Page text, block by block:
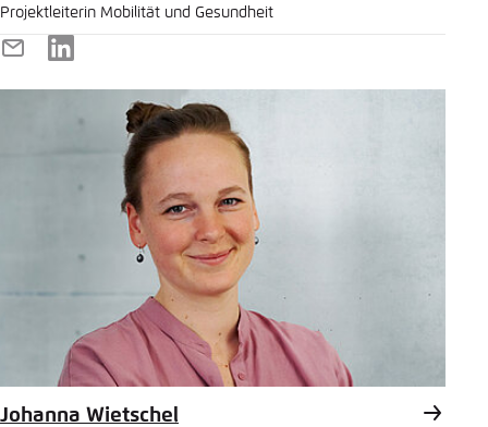
Projektleiterin Mobilität und Gesundheit
E-
Mail
LinkedIn
Johanna Wietschel